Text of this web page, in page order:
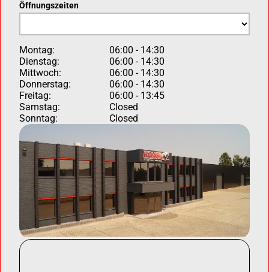
Öffnungszeiten
Montag:
06:00 - 14:30
Dienstag:
06:00 - 14:30
Mittwoch:
06:00 - 14:30
Donnerstag:
06:00 - 14:30
Freitag:
06:00 - 13:45
Samstag:
Closed
Sonntag:
Closed